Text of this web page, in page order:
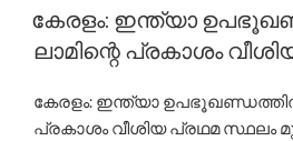
കേരളം: ഇന്ത്യാ
ലാമിന്റെ പ്രകാശം
കേരളം: ഇന്ത്യാ
പ്രകാശം വീശിയ പ്രഥമ സ്ഥലം